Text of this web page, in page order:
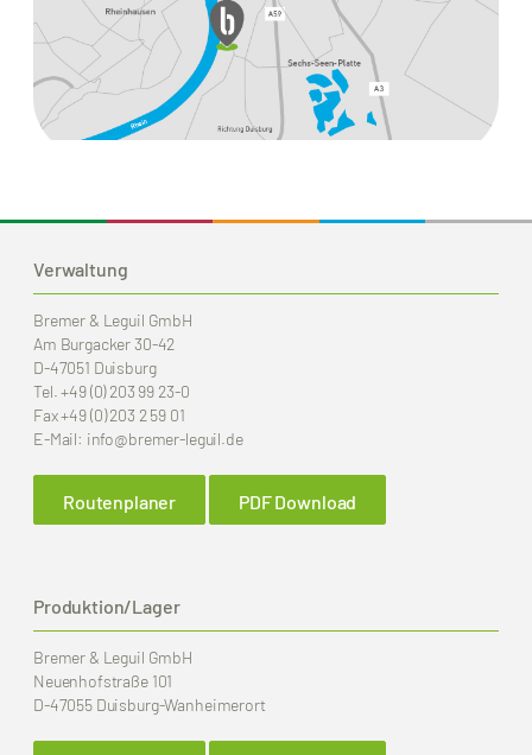
Verwaltung
Bremer & Leguil GmbH
Am Burgacker 30-42
D-47051 Duisburg
Tel.+49 (0) 203 99 23-0
Fax+49 (0) 203 2 59 01
E-Mail: info@bremer-leguil.de
Routenplaner PDF Download
Produktion/Lager
Bremer & Leguil GmbH
Neuenhofstraße 101
D-47055 Duisburg-Wanheimerort